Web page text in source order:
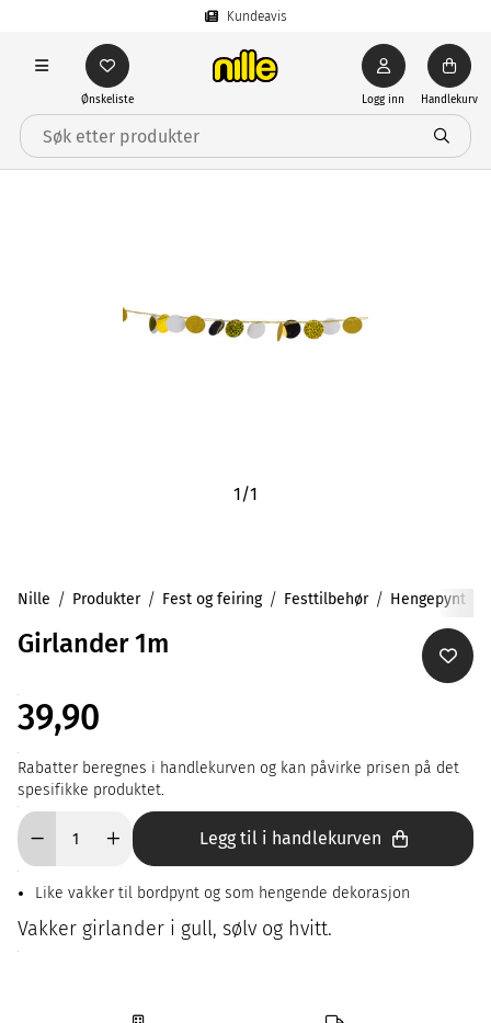
Kundeavis
Ønskeliste Logg inn Handlekurv
1/1
Nille Produkter Fest og feiring Festtilbehør Hengepynt
Girlander 1m
39,90
Rabatter beregnes i handlekurven og kan påvirke prisen på det
spesifikke produktet.
Legg til i handlekurven
Like vakker til bordpynt og som hengende dekorasjon
Vakker girlander i gull, sølv og hvitt.